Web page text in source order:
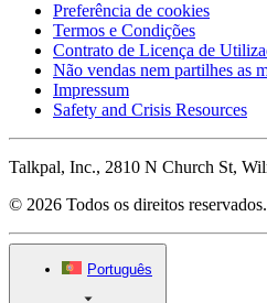
Preferência de cookies
Termos e Condições
Contrato de Licença de
Não vendas nem partilhes as
Impressum
Safety and Crisis Resources
Talkpal, Inc., 2810 N Church St,
© 2026 Todos os direitos reservados.
Português